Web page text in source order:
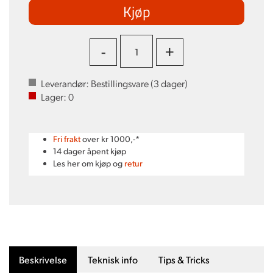
Kjøp
- +
Leverandør: Bestillingsvare (3dager)
Lager:0
Fri fraktover kr 1000,-*
14 dager åpent kjøp
Les her om kjøp og retur
Beskrivelse Teknisk info Tips & Tricks